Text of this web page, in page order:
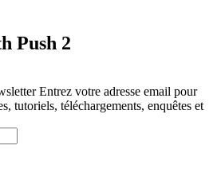
Push 2
Entrez votre adresse email pour
tutoriels, téléchargements, enquêtes et